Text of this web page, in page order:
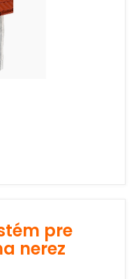
pre
nerez